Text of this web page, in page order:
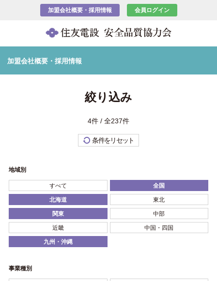
加盟会社概要・採用情報 会員ログイン
加盟会社概要・採用情報
絞り込み
4件 / 全237件
条件をリセット
地域別
すべて 全国
北海道 東北
関東 中部
近畿 中国・四国
九州・沖縄
事業種別